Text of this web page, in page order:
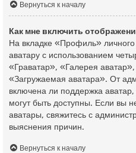
Вернуться к началу
Как мне включить
На вкладке «Профиль»
аватару с использованием
«Граватар», «Галерея
«Загружаемая аватара». От
включена ли поддержка
могут быть доступны. Если вы
аватары, свяжитесь с
выяснения причин.
Вернуться к началу